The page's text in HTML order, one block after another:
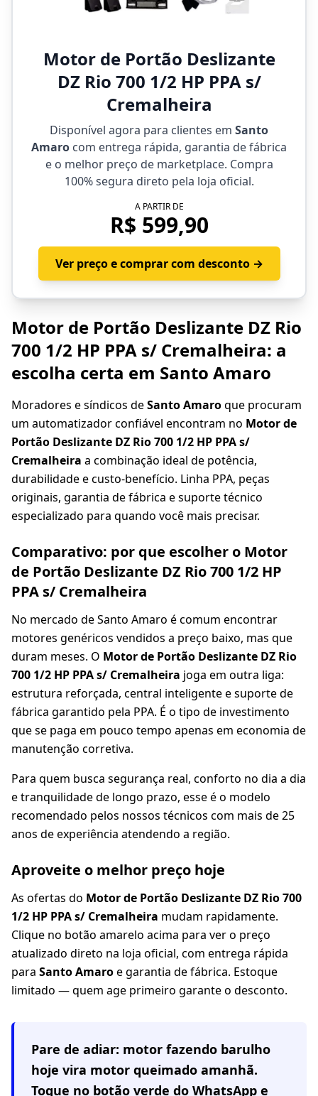
Motor de Portão Deslizante
DZ Rio 700 1/2 HP PPA s/
Cremalheira
Disponível agora para clientes em Santo
Amaro com entrega rápida, garantia de fábrica
e o melhor preço de marketplace. Compra
100% segura direto pela loja oficial.
A PARTIR DE
R$ 599,90
Ver preço e comprar com desconto →
Motor de Portão Deslizante DZ Rio
700 1/2 HP PPA s/ Cremalheira: a
escolha certa em Santo Amaro
Moradores e síndicos deSanto Amaroque procuram
um automatizador confiável encontram no Motor de
Portão Deslizante DZ Rio 700 1/2 HP PPA s/
Cremalheira a combinação ideal de potência,
durabilidade e custo-benefício. Linha PPA, peças
originais, garantia de fábrica e suporte técnico
especializado para quando você mais precisar.
Comparativo: por que escolher o Motor
de Portão Deslizante DZ Rio 700 1/2 HP
PPA s/ Cremalheira
No mercado de Santo Amaro é comum encontrar
motores genéricos vendidos a preço baixo, mas que
duram meses. O Motor de Portão Deslizante DZ Rio
700 1/2 HP PPA s/ Cremalheira joga em outra liga:
estrutura reforçada, central inteligente e suporte de
fábrica garantido pela PPA. É o tipo de investimento
que se paga em pouco tempo apenas em economia de
manutenção corretiva.
Para quem busca segurança real, conforto no dia a dia
e tranquilidade de longo prazo, esse é o modelo
recomendado pelos nossos técnicos com mais de 25
anos de experiência atendendo a região.
Aproveite o melhor preço hoje
As ofertas do Motor de Portão Deslizante DZ Rio 700
1/2 HP PPA s/ Cremalheira mudam rapidamente.
Clique no botão amarelo acima para ver o preço
atualizado direto na loja oficial, com entrega rápida
para Santo Amaroe garantia de fábrica. Estoque
limitado — quem age primeiro garante o desconto.
Pare de adiar: motor fazendo barulho
hoje vira motor queimado amanhã.
Toque no botão verde do WhatsApp e